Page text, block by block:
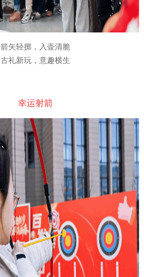
箭矢轻掷，入壶清脆
古礼新玩，意趣横生
幸运射箭